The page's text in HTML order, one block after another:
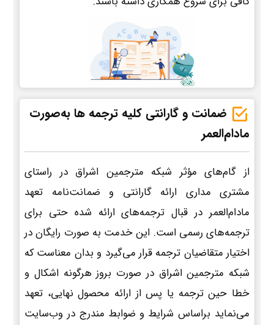
ضمانت و گارانتی کلیه ترجمه ها به‌صورت
مادام‌العمر
از گام‌های مؤثر شبکه مترجمین اشراق در راستای
مشتری مداری ارائه گارانتی و ضمانت‌نامه تعهد
مادام‌العمر در قبال ترجمه‌های ارائه شده حتی برای
ترجمه‌های رسمی است. این خدمت به صورت رایگان در
اختیار متقاضیان ترجمه قرار می‌گیرد و بدان معناست که
شبکه مترجمین اشراق در صورت بروز هرگونه اشکال و
خطا حین ترجمه یا پس از ارائه محصول نهایی، تعهد
می‌نماید براساس شرایط و ضوابط مندرج در وب‌سایت